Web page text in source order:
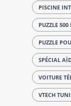
PISCINE
PUZZLE 500
PUZZLE
SPÉCIAL
VOITURE
VTECH